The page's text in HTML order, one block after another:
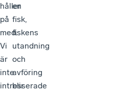
håller
på
med.
Vi
är
inte
intresserade
en
fisk,
fiskens
utandning
och
avföring
blir